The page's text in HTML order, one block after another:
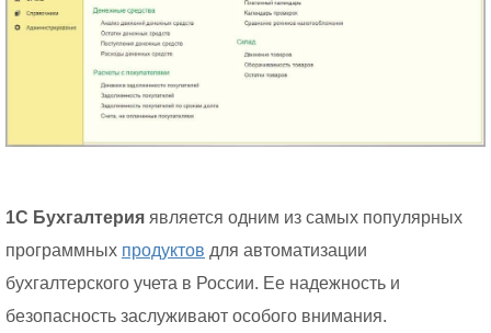
1С Бухгалтерия является одним из самых популярных
программных продуктов для автоматизации
бухгалтерского учета в России. Ее надежность и
безопасность заслуживают особого внимания.